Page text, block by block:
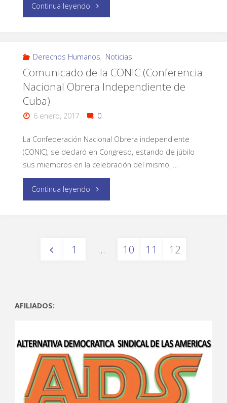
Continua leyendo
Derechos Humanos, Noticias
Comunicado de la CONIC (Conferencia
Nacional Obrera Independiente de
Cuba)
6 enero, 2017 0
La Confederación Nacional Obrera independiente
(CONIC), se declaró en Congreso, estando de júbilo
sus miembros en la celebración del mismo, …
Continua leyendo
1 … 10 11 12
AFILIADOS: